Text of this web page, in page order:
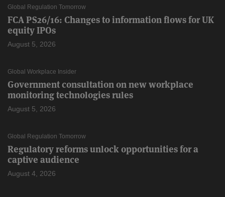
Global Regulation Tomorrow
FCA PS26/16: Changes to information flows for UK
equity IPOs
August 5, 2026
Global Workplace Insider
Government consultation on new workplace
monitoring technologies rules
August 5, 2026
Global Regulation Tomorrow
Regulatory reforms unlock opportunities for a
captive audience
August 4, 2026